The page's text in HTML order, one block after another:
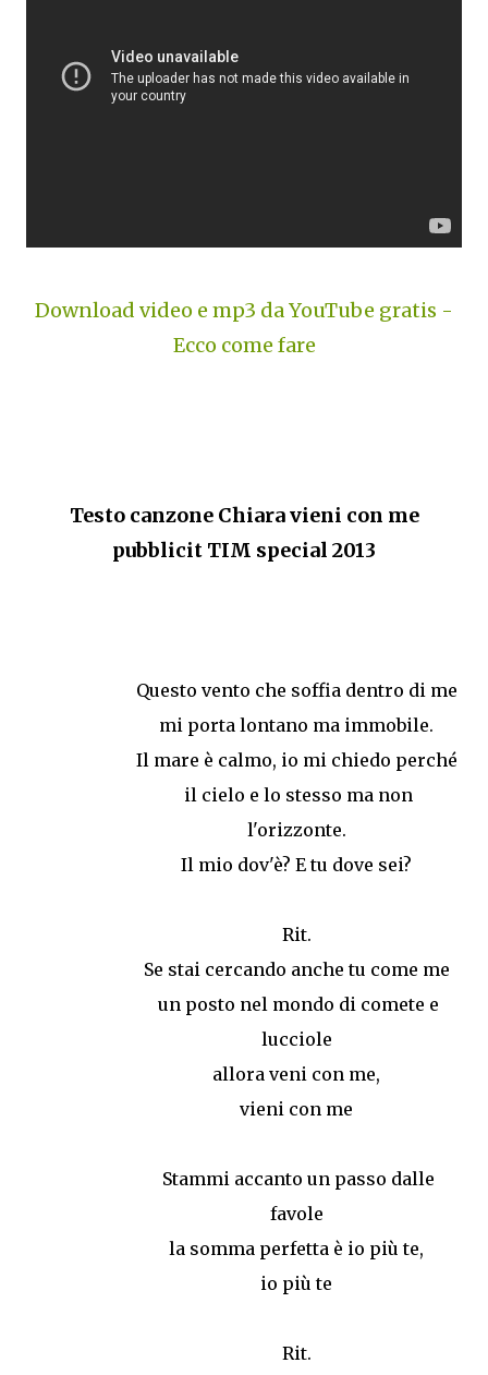
Download video e mp3 da YouTube gratis -
Ecco come fare
Testo canzone Chiara vieni con me
pubblicit TIM special 2013
Questo vento che soffia dentro di me
mi porta lontano ma immobile.
Il mare è calmo, io mi chiedo perché
il cielo e lo stesso ma non
l'orizzonte.
Il mio dov'è? E tu dove sei?
Rit.
Se stai cercando anche tu come me
un posto nel mondo di comete e
lucciole
allora veni con me,
vieni con me
Stammi accanto un passo dalle
favole
la somma perfetta è io più te,
io più te
Rit.